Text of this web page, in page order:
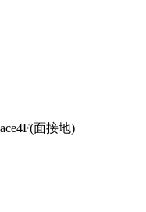
面接地)